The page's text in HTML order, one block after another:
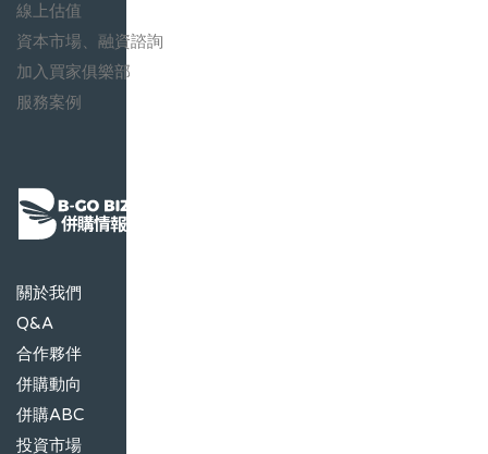
關於我們
Q&A
合作夥伴
併購動向
併購ABC
投資市場
線上估值
資本市場、融資諮詢
加入買家俱樂部
服務案例